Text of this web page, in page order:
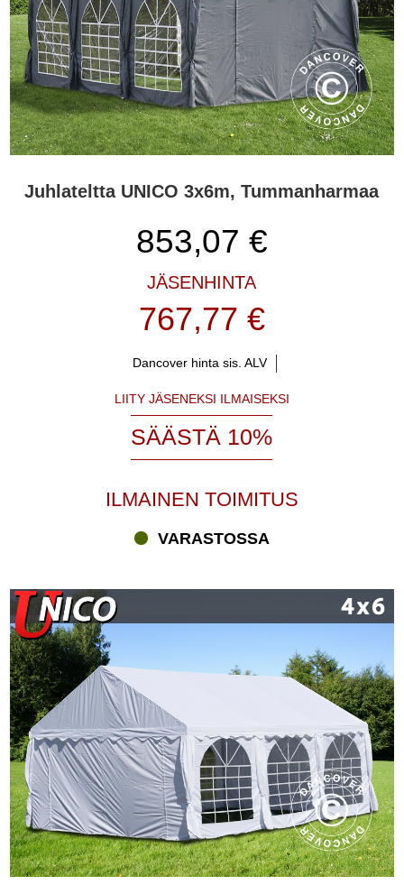
Juhlateltta UNICO 3x6m, Tummanharmaa
853,07 €
JÄSENHINTA
767,77 €
Dancover hinta sis. ALV
LIITY JÄSENEKSI ILMAISEKSI
SÄÄSTÄ 10%
ILMAINEN TOIMITUS
VARASTOSSA